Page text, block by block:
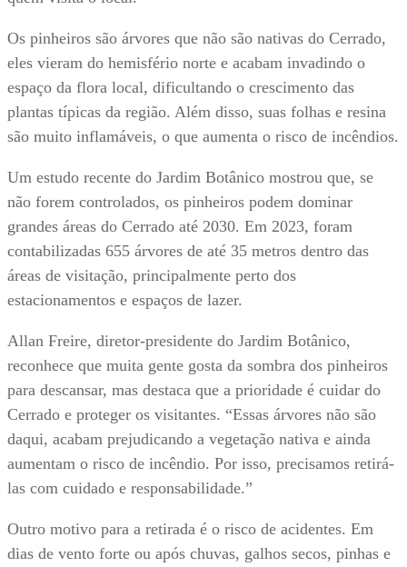
Os pinheiros são árvores que não são nativas do Cerrado,
eles vieram do hemisfério norte e acabam invadindo o
espaço da flora local, dificultando o crescimento das
plantas típicas da região. Além disso, suas folhas e resina
são muito inflamáveis, o que aumenta o risco de incêndios.
Um estudo recente do Jardim Botânico mostrou que, se
não forem controlados, os pinheiros podem dominar
grandes áreas do Cerrado até 2030. Em 2023, foram
contabilizadas 655 árvores de até 35 metros dentro das
áreas de visitação, principalmente perto dos
estacionamentos e espaços de lazer.
Allan Freire, diretor-presidente do Jardim Botânico,
reconhece que muita gente gosta da sombra dos pinheiros
para descansar, mas destaca que a prioridade é cuidar do
Cerrado e proteger os visitantes. “Essas árvores não são
daqui, acabam prejudicando a vegetação nativa e ainda
aumentam o risco de incêndio. Por isso, precisamos retirá-
las com cuidado e responsabilidade.”
Outro motivo para a retirada é o risco de acidentes. Em
dias de vento forte ou após chuvas, galhos secos, pinhas e